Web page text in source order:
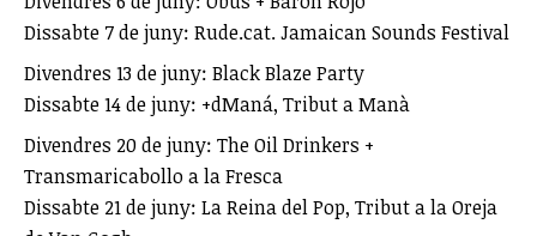
Dissabte 7 de juny: Rude.cat. Jamaican Sounds Festival
Divendres 13 de juny: Black Blaze Party
Dissabte 14 de juny: +dManá, Tribut a Manà
Divendres 20 de juny: The Oil Drinkers +
Transmaricabollo a la Fresca
Dissabte 21 de juny: La Reina del Pop, Tribut a la Oreja